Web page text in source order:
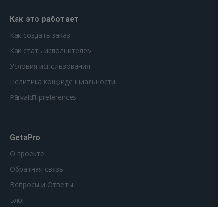
Как это работает
Как создать заказ
Как стать исполнителем
Условия использования
Политика конфиденциальности
Pārvaldīt preferences
GetaPro
О проекте
Обратная связь
Вопросы и Ответы
Блог